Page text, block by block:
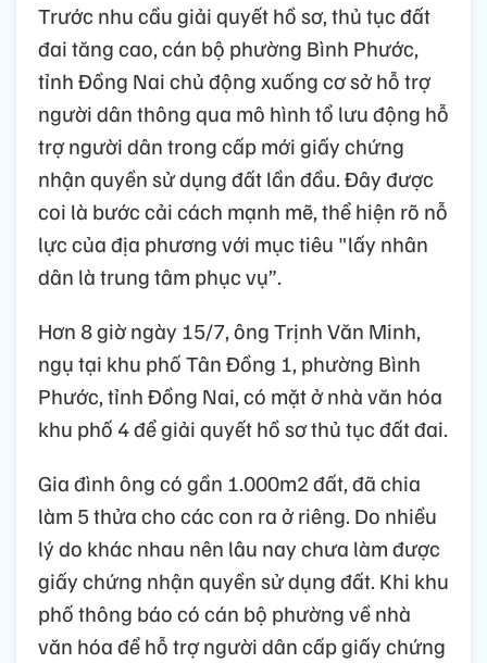
Trước nhu cầu giải quyết hồ sơ, thủ tục đất
đai tăng cao, cán bộ phường Bình Phước,
tỉnh Đồng Nai chủ động xuống cơ sở hỗ trợ
người dân thông qua mô hình tổ lưu động hỗ
trợ người dân trong cấp mới giấy chứng
nhận quyền sử dụng đất lần đầu. Đây được
coi là bước cải cách mạnh mẽ, thể hiện rõ nỗ
lực của địa phương với mục tiêu "lấy nhân
dân là trung tâm phục vụ”.
Hơn 8 giờ ngày 15/7, ông Trịnh Văn Minh,
ngụ tại khu phố Tân Đồng 1, phường Bình
Phước, tỉnh Đồng Nai, có mặt ở nhà văn hóa
khu phố 4 để giải quyết hồ sơ thủ tục đất đai.
Gia đình ông có gần 1.000m2 đất, đã chia
làm 5 thửa cho các con ra ở riêng. Do nhiều
lý do khác nhau nên lâu nay chưa làm được
giấy chứng nhận quyền sử dụng đất. Khi khu
phố thông báo có cán bộ phường về nhà
văn hóa để hỗ trợ người dân cấp giấy chứng